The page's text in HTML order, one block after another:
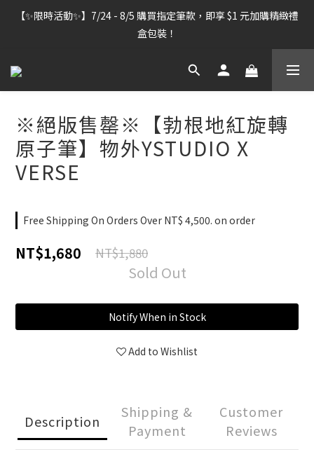
【雷雕訂單出貨暫停】7/30–8/7 進行機器維護，期間「含雷雕之
訂單」將暫停出貨，敬請見諒。
【✨限時活動✨】7/24 - 8/5 購買指定筆款，即享 $1 元加購精緻禮
盒包裝！
【雷雕訂單出貨暫停】7/30–8/7 進行機器維護，期間「含雷雕之
※絕版售罄※【勃根地紅旋轉
原子筆】物外YSTUDIO X
VERSE
Free Shipping On Orders Over NT$ 4,500. on order
NT$1,680 NT$1,880
Sold Out
Notify When in Stock
Add to Wishlist
Description
Shipping &
Payment
Customer
Reviews